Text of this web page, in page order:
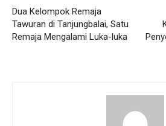
Dua Kelompok Remaja
Tawuran di Tanjungbalai, Satu
Remaja Mengalami Luka-luka